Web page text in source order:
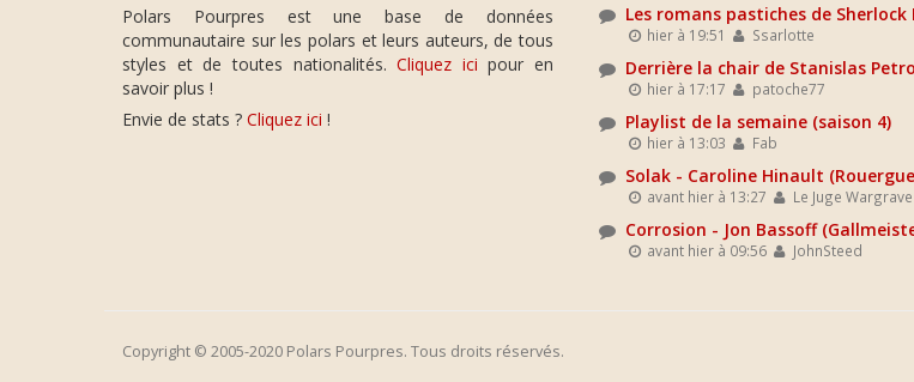
Polars Pourpres est une base de données
communautaire sur les polars et leurs auteurs, de tous
styles et de toutes nationalités.Cliquez ici pour en
savoir plus !
Envie de stats ? Cliquez ici !
Les romans pastiches de Sherlock
hier à 19:51 Ssarlotte
Derrière la chair de Stanislas
hier à 17:17 patoche77
Playlist de la semaine (saison 4)
hier à 13:03 Fab
Solak - Caroline Hinault
avant hier à 13:27 Le Juge Wargrave
Corrosion - Jon Bassoff
avant hier à 09:56 JohnSteed
Copyright © 2005-2020 Polars Pourpres. Tous droits réservés.